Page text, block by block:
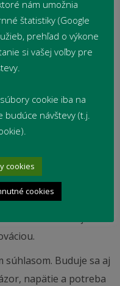
rozdielne
argumenty,
konkrétne kroky.
úsudok učiteľa, ale
systematickosť a
a supervízii
pokračovať v
mentoringovej
súhlasom. Buduje sa aj
napätie a potreba
nám umožnia
štatistiky (Google
prehľad o výkone
si vašej voľby pre
cookie iba na
budúce návštevy (t.j.
cookies
cookies